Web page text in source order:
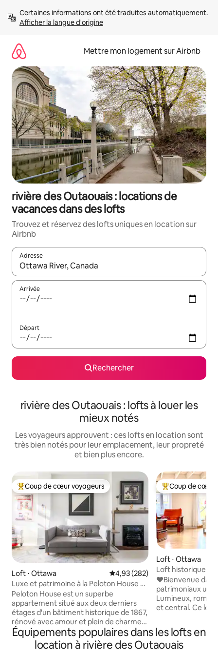
directement
Afficher la langue d'origine
Mettre mon logement sur Airbnb
rivière des Outaouais : locations de
vacances dans des lofts
Trouvez et réservez des lofts uniques en location sur
Airbnb
Adresse
Lorsque les résultats s'affichent, utilisez les flèches vers le
Arrivée
Départ
Rechercher
rivière des Outaouais : lofts à louer les
mieux notés
Les voyageurs approuvent : ces lofts en location sont
très bien notés pour leur emplacement, leur propreté
et bien plus encore.
Coups de cœur voyageurs les plus appréciés
Coup de cœur voyageurs
Loft ⋅ Ottawa Évaluation moyenne sur la
4,93 (282)
Luxe et patrimoine à la Peloton House et
sa galerie d'art
Peloton House est un superbe
appartement situé aux deux derniers
étages d'un bâtiment historique de 1867,
rénové avec amour et plein de charme
d'époque. La maison est près de la
résidence du gouverneur général à New
Edinburgh, un quartier central de
Coups de cœur
Coup de cœur
Loft ⋅ Ottawa
Loft historique et
Edinburgh à côté
❤️Bienvenue dans
patrimoniaux
Lumineux,
et central. Ce loft
dans une
des années 1860
Magnifiquement
Équipements populaires dans les lofts en
location à rivière des Outaouais